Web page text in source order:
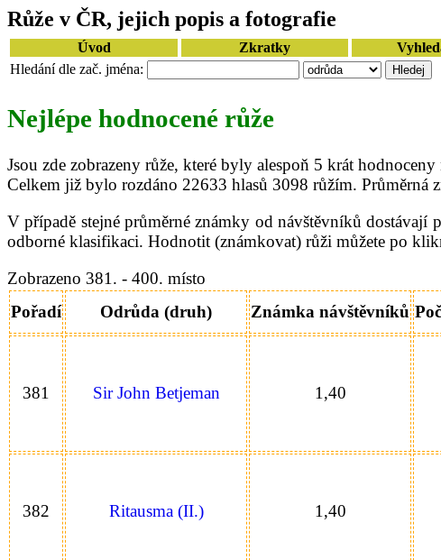
Růže v ČR, jejich popis a fotografie
Úvod Zkratky
Hledání dle zač. jména:
Nejlépe hodnocené růže
Jsou zde zobrazeny růže, které byly alespoň 5 krát
Celkem již bylo rozdáno 22633 hlasů 3098 růžím. Průměrná
V případě stejné průměrné známky od návštěvníků
odborné klasifikaci. Hodnotit (známkovat) růži můžete po
Zobrazeno 381. - 400. místo
Pořadí
Odrůda (druh) Známka návštěvníků
381 Sir John Betjeman 1,40
382 Ritausma (II.) 1,40